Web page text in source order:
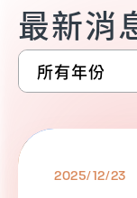
最新消
2025/12/23